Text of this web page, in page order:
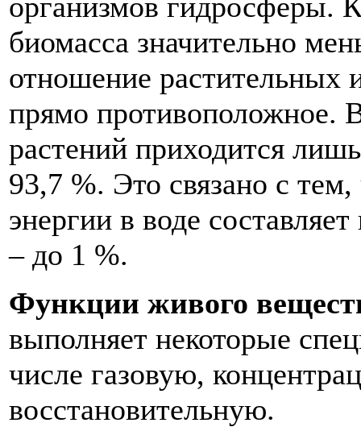
биомасса значительно
отношение растительных
прямо противоположное.
растений приходится
93,7 %. Это связано с
энергии в воде
– до 1 %.
Функции живого
выполняет некоторые
числе газовую,
восстановительную.